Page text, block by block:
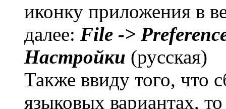
иконку приложения в
далее: File ->
Настройки (русская)
Также ввиду того, что
языковых вариантах,